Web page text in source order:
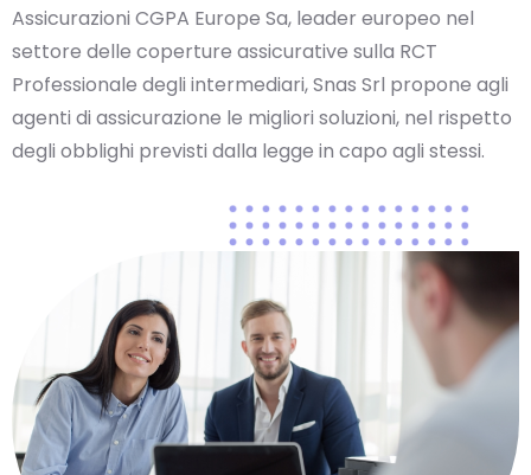
Assicurazioni CGPA Europe Sa, leader europeo nel
settore delle coperture assicurative sulla RCT
Professionale degli intermediari, Snas Srl propone agli
agenti di assicurazione le migliori soluzioni, nel rispetto
degli obblighi previsti dalla legge in capo agli stessi.